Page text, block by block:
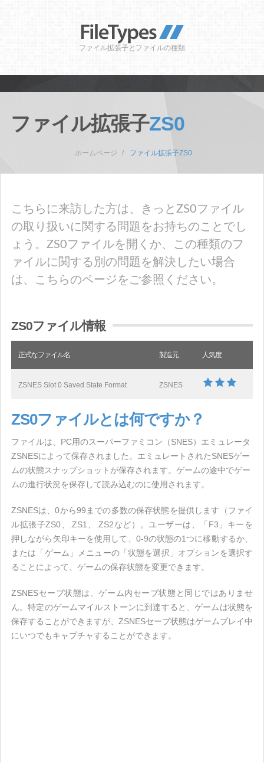
ファイル拡張子とファイルの種類
ファイル拡張子ZS0
ホームページ ファイル拡張子ZS0
こちらに来訪した方は、きっとZS0ファイル
の取り扱いに関する問題をお持ちのことでし
ょう。ZS0ファイルを開くか、この種類のフ
ァイルに関する別の問題を解決したい場合
は、こちらのページをご参照ください。
ZS0ファイル情報
正式なファイル名 製造元 人気度
ZSNES Slot 0 Saved State Format ZSNES
ZS0ファイルとは何ですか？
ファイルは、PC用のスーパーファミコン（SNES）エミュレータ
ZSNESによって保存されました。エミュレートされたSNESゲー
ムの状態スナップショットが保存されます。ゲームの途中でゲー
ムの進行状況を保存して読み込むのに使用されます。
ZSNESは、0から99までの多数の保存状態を提供します（ファイ
ル拡張子ZS0、.ZS1、.ZS2など）。ユーザーは、「F3」キーを
押しながら矢印キーを使用して、0-9の状態の1つに移動するか、
または「ゲーム」メニューの「状態を選択」オプションを選択す
ることによって、ゲームの保存状態を変更できます。
ZSNESセーブ状態は、ゲーム内セーブ状態と同じではありませ
ん。特定のゲームマイルストーンに到達すると、ゲームは状態を
保存することができますが、ZSNESセーブ状態はゲームプレイ中
にいつでもキャプチャすることができます。